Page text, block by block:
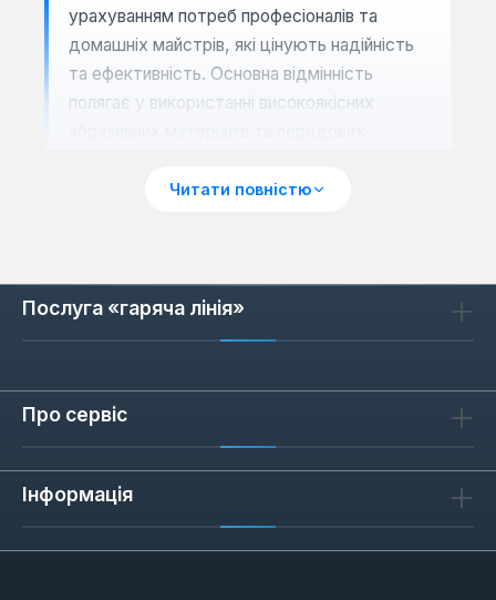
урахуванням потреб професіоналів та
домашніх майстрів, які цінують надійність
та ефективність. Основна відмінність
полягає у використанні високоякісних
оптимальне співвідношення швидкості
стандартам безпеки та продуктивності. Це
Високоякісні абразиви:
Міцна зв'язка:
диска та безпеку під час роботи.
Точна геометрія:Мінімізує вібрації та
Читати повністю
Послуга «гаряча лінія»
Про сервіс
Інформація